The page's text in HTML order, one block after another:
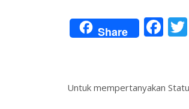
Share F
b
Untuk mempertanyakan